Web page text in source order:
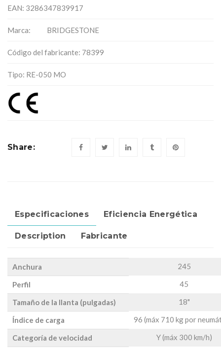
EAN: 3286347839917
Marca: BRIDGESTONE
Código del fabricante: 78399
Tipo: RE-050 MO
Share:
Especificaciones Eficiencia Energética
Description Fabricante
Anchura 245
Perfil 45
Tamaño de la llanta (pulgadas) 18"
Índice de carga 96 (máx 710 kg por
Categoría de velocidad Y (máx 300 km/h)